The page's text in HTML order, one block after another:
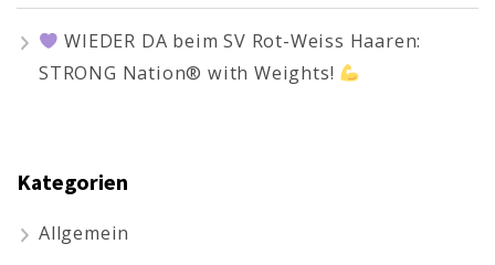
WIEDER DA beim SV Rot-Weiss Haaren:
STRONG Nation® with Weights!
Kategorien
Allgemein